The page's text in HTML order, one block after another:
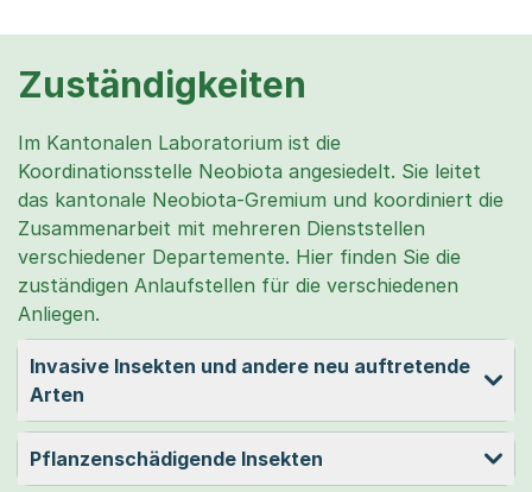
Zuständigkeiten
Im Kantonalen Laboratorium ist die
Koordinationsstelle Neobiota angesiedelt. Sie leitet
das kantonale Neobiota-Gremium und koordiniert die
Zusammenarbeit mit mehreren Dienststellen
verschiedener Departemente. Hier finden Sie die
zuständigen Anlaufstellen für die verschiedenen
Anliegen.
Invasive Insekten und andere neu auftretende
Arten
Pflanzenschädigende Insekten